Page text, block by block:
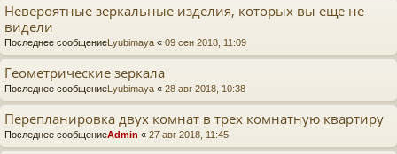
Невероятные зеркальные изделия, которых вы еще не
видели
Последнее сообщениеLyubimaya « 09 сен 2018, 11:09
Геометрические зеркала
Последнее сообщениеLyubimaya « 28 авг 2018, 10:38
Перепланировка двух комнат в трех комнатную квартиру
Последнее сообщениеAdmin « 27 авг 2018, 11:45